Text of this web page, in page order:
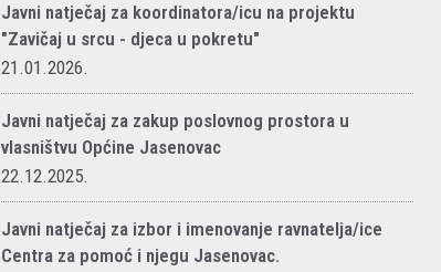
Javni natječaj za koordinatora/icu na projektu
"Zavičaj u srcu - djeca u pokretu"
21.01.2026.
Javni natječaj za zakup poslovnog prostora u
vlasništvu Općine Jasenovac
22.12.2025.
Javni natječaj za izbor i imenovanje ravnatelja/ice
Centra za pomoć i njegu Jasenovac.